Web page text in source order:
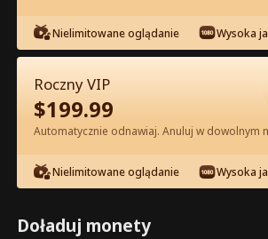
Odcinek 16 - Mąż z lat
niewinny Pełna Wersja
1-50 51-60
16 17 18 19
Nielimitowane oglądanie Wysoka
Roczny VIP
$199.99
Automatycznie odnawiaj. Anuluj w dowolnym
Nielimitowane oglądanie Wysoka
Doładuj monety